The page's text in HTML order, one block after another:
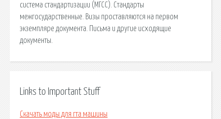
система стандартизации (МГСС). Стандарты
межгосударственные. Визы проставляются на первом
экземпляре документа. Письма и другие исходящие
документы.
Links to Important Stuff
Скачать моды для гта машины